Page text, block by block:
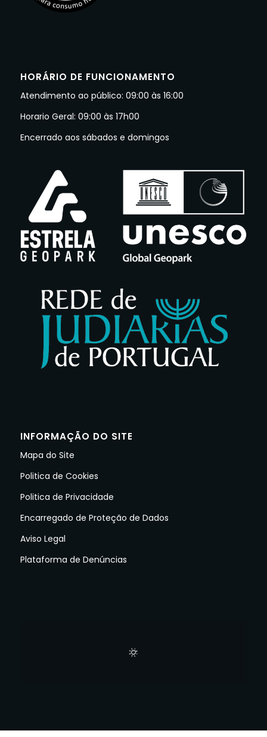
HORÁRIO DE FUNCIONAMENTO
Atendimento ao público: 09:00 às 16:00
Horario Geral: 09:00 às 17h00
Encerrado aos sábados e domingos
INFORMAÇÃO DO SITE
Mapa do Site
Politica de Cookies
Politica de Privacidade
Encarregado de Proteção de Dados
Aviso Legal
Plataforma de Denúncias